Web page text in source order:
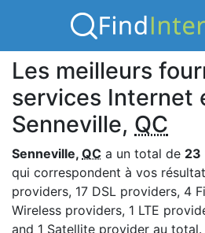
Les meilleurs
services Internet
Senneville, QC
Senneville, QC a un total de 23
qui correspondent à vos
providers, 17 DSL providers, 4
Wireless providers, 1 LTE
and 1 Satellite provider au total.